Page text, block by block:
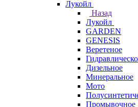
Лукойл
Назад
Лукойл
GARDEN
GENESIS
Веретеное
Дизельное
Минеральное
Мото
Промывочное